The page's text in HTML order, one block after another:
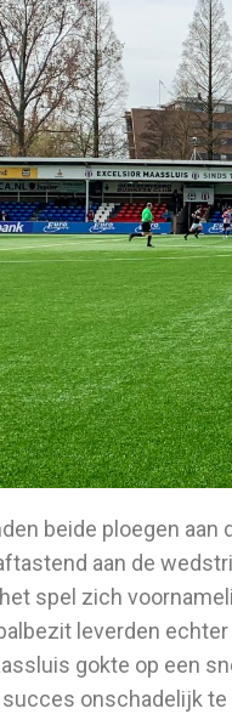
beide ploegen
aan de
spel zich
leverden
gokte op een
onschadelijk